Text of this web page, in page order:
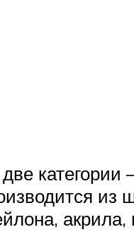
категории
из